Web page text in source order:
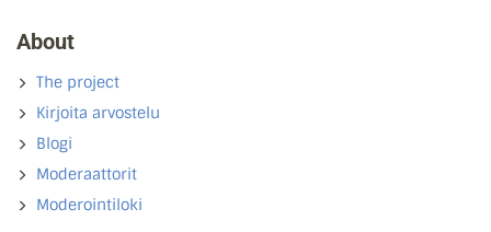
About
The project
Kirjoita arvostelu
Blogi
Moderaattorit
Moderointiloki